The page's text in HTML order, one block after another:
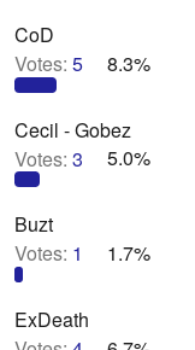
CoD
Votes: 5 8.3%
Cecil - Gobez
Votes: 3 5.0%
Buzt
Votes: 1 1.7%
ExDeath